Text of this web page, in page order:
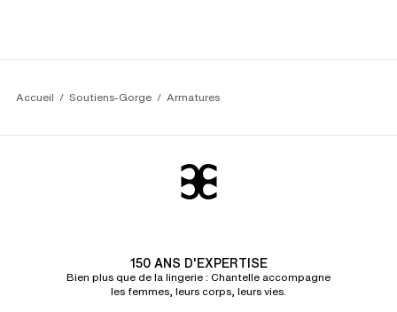
Accueil Soutiens-Gorge Armatures
150 ANS D'EXPERTISE
Bien plus que de la lingerie : Chantelle accompagne
les femmes, leurs corps, leurs vies.